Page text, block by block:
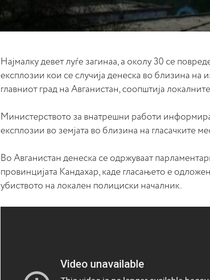
Најмалку девет луѓе загинаа, а околу 30 се
експлозии кои се случија денеска во близина на
главниот град на Авганистан, соопштија
Министерството за внатрешни работи
експлозии во земјата во близина на гласачките
Во Авганистан денеска се одржуваат
провинцијата Кандахар, каде гласањето е
убиството на локален полициски началник.